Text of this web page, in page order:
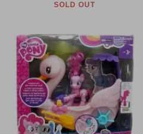
SOLD OUT